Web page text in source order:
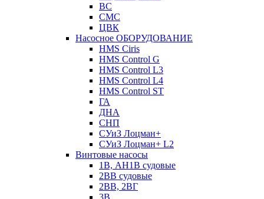
ВС
СМС
ЦВК
Насосное ОБОРУДОВАНИЕ
HMS Ciris
HMS Control G
HMS Control L3
HMS Control L4
HMS Control ST
ГА
ДНА
СНП
СУиЗ Лоцман+
СУиЗ Лоцман+ L2
Винтовые насосы
1В, АН1В судовые
2ВВ судовые
2ВВ, 2ВГ
3В